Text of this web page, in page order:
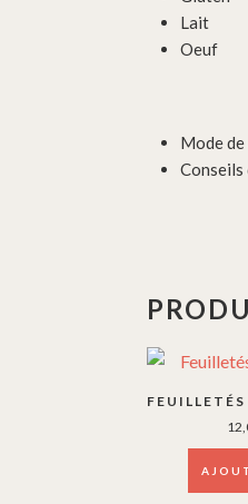
Lait
Oeuf
Mode
Conseils